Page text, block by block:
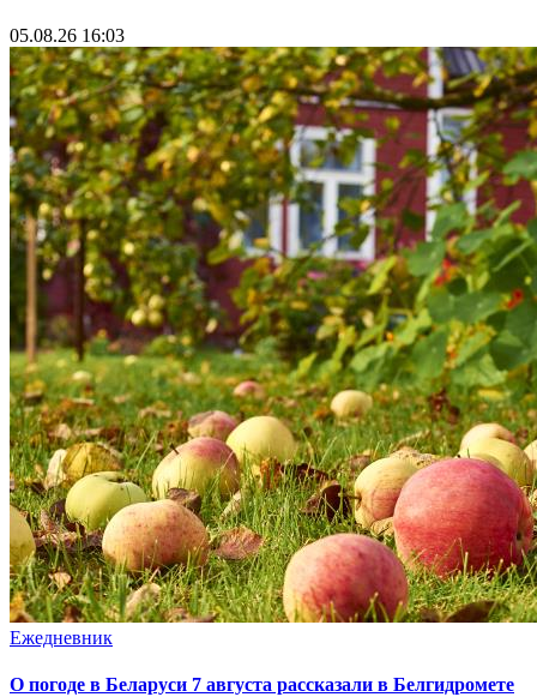
05.08.26 16:03
Ежедневник
О погоде в Беларуси 7 августа рассказали в Белгидромете